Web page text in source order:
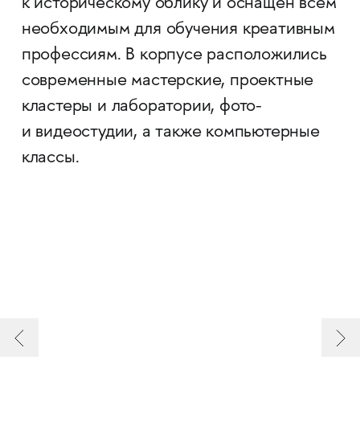
к историческому облику и оснащён всем
необходимым для обучения креативным
профессиям. В корпусе расположились
современные мастерские, проектные
кластеры и лаборатории, фото-
и видеостудии, а также компьютерные
классы.